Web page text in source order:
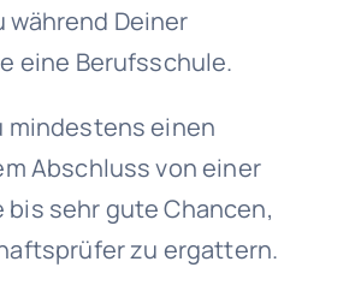
Deiner
eine Berufsschule.
mindestens einen
Abschluss von einer
sehr gute Chancen,
zu ergattern.